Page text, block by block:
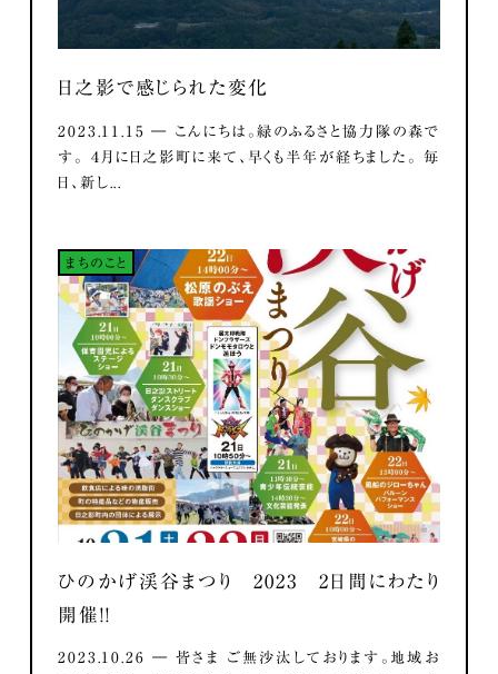
日之影で感じられた変化
2023.11.15 ― こんにちは。緑のふるさと協力隊の森で
す。 ４月に日之影町に来て、早くも半年が経ちました。 毎
日、新し...
まちのこと
ひのかげ渓谷まつり 2023 2日間にわたり
開催！！
2023.10.26 ― 皆さま ご無沙汰しております。地域お